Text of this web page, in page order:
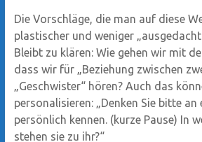
Die Vorschläge, die man auf diese
plastischer und weniger
Bleibt zu klären: Wie gehen wir mit
dass wir für „Beziehung zwischen
„Geschwister“ hören? Auch das
personalisieren: „Denken Sie bitte an
persönlich kennen. (kurze Pause) In
stehen sie zu ihr?“